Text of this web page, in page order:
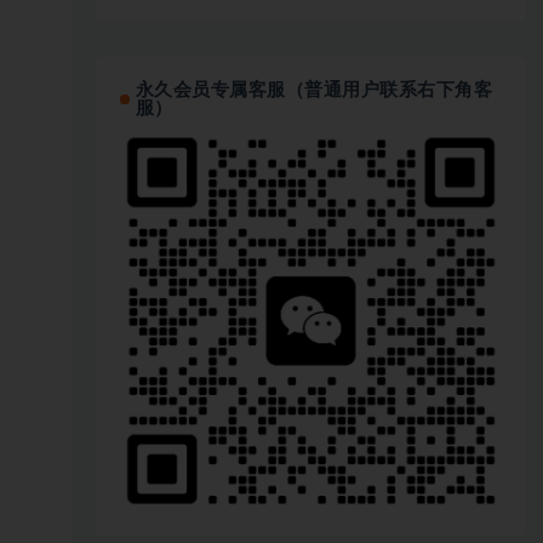
永久会员专属客服（普通用户联系右下角客
服）